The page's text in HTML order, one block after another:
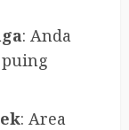
: Anda
: Area